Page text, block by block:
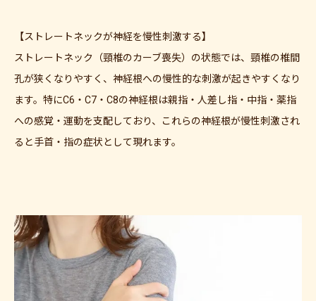
【ストレートネックが神経を慢性刺激する】
ストレートネック（頸椎のカーブ喪失）の状態では、頸椎の椎間
孔が狭くなりやすく、神経根への慢性的な刺激が起きやすくなり
ます。特にC6・C7・C8の神経根は親指・人差し指・中指・薬指
への感覚・運動を支配しており、これらの神経根が慢性刺激され
ると手首・指の症状として現れます。